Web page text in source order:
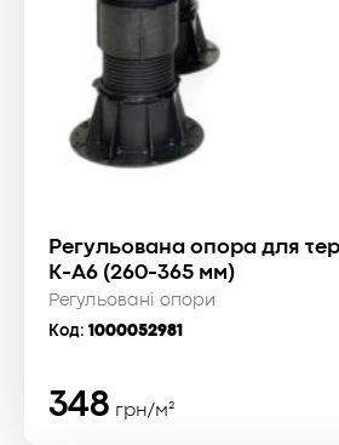
Регульована опора для
К-А6 (260-365 мм)
Регульовані опори
Код: 1000052981
348 грн/м²